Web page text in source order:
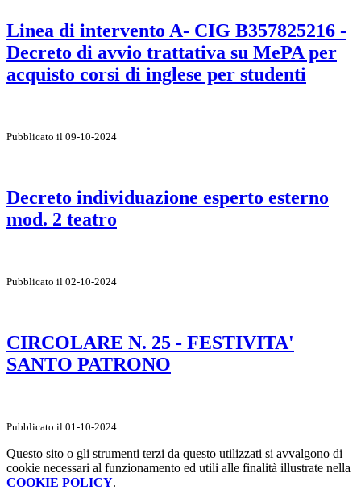
Linea di intervento A- CIG B357825216 -
Decreto di avvio trattativa su MePA per
acquisto corsi di inglese per studenti
Pubblicato il 09-10-2024
Decreto individuazione esperto esterno
mod. 2 teatro
Pubblicato il 02-10-2024
CIRCOLARE N. 25 - FESTIVITA'
SANTO PATRONO
Pubblicato il 01-10-2024
Questo sito o gli strumenti terzi da questo utilizzati si avvalgono di
cookie necessari al funzionamento ed utili alle finalità illustrate nella
COOKIE POLICY.